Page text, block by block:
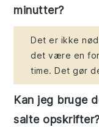
minutter?
Det er ikke
det være en
time. Det gør
Kan jeg bruge
salte